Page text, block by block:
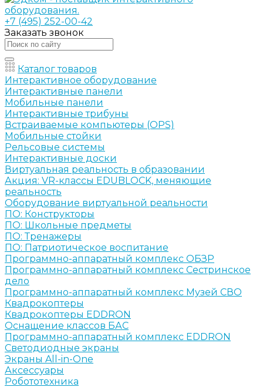
+7 (495) 252-00-42
Заказать звонок
Каталог товаров
Интерактивное оборудование
Интерактивные панели
Мобильные панели
Интерактивные трибуны
Встраиваемые компьютеры (OPS)
Мобильные стойки
Рельсовые системы
Интерактивные доски
Виртуальная реальность в образовании
Акция: VR-классы EDUBLOCK, меняющие
реальность
Оборудование виртуальной реальности
ПО: Конструкторы
ПО: Школьные предметы
ПО: Тренажеры
ПО: Патриотическое воспитание
Программно-аппаратный комплекс ОБЗР
Программно-аппаратный комплекс Сестринское
дело
Программно-аппаратный комплекс Музей СВО
Квадрокоптеры
Квадрокоптеры EDDRON
Оснащение классов БАС
Программно-аппаратный комплекс EDDRON
Светодиодные экраны
Экраны All-in-One
Аксессуары
Робототехника